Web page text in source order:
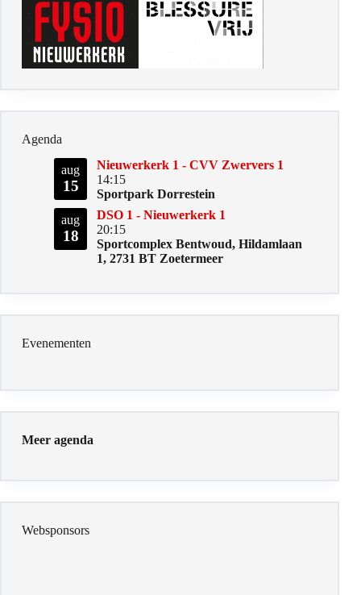
Agenda
aug
15
Nieuwerkerk 1 - CVV Zwervers 1
14:15
Sportpark Dorrestein
aug
18
DSO 1 - Nieuwerkerk 1
20:15
Sportcomplex Bentwoud, Hildamlaan
1, 2731 BT Zoetermeer
Evenementen
Meer agenda
Websponsors